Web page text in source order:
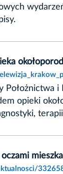
Położnictwa
opieki